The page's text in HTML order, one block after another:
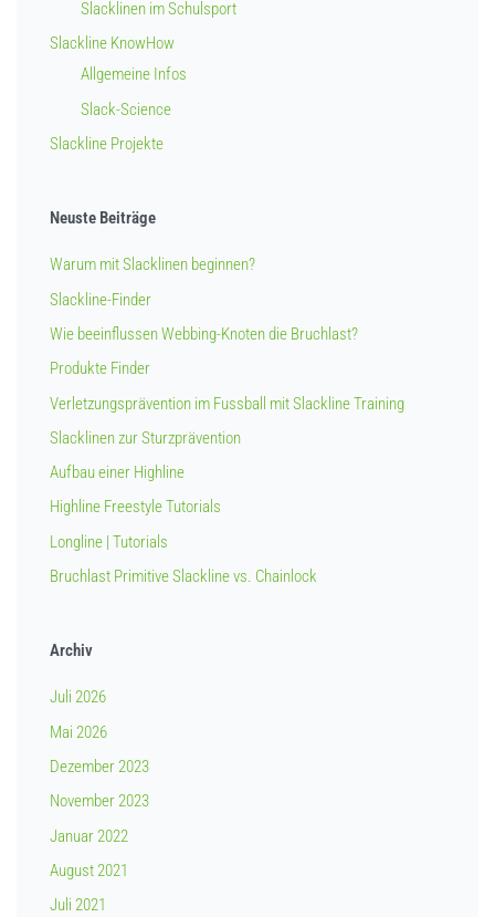
Slacklinen im Schulsport
Slackline KnowHow
Allgemeine Infos
Slack-Science
Slackline Projekte
Neuste Beiträge
Warum mit Slacklinen beginnen?
Slackline-Finder
Wie beeinflussen Webbing-Knoten die Bruchlast?
Produkte Finder
Verletzungsprävention im Fussball mit Slackline Training
Slacklinen zur Sturzprävention
Aufbau einer Highline
Highline Freestyle Tutorials
Longline | Tutorials
Bruchlast Primitive Slackline vs. Chainlock
Archiv
Juli 2026
Mai 2026
Dezember 2023
November 2023
Januar 2022
August 2021
Juli 2021